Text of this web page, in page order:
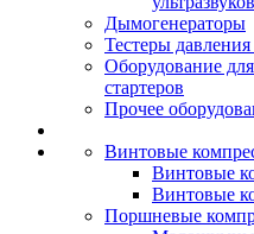
Дымогенераторы
Тестеры
Оборудование
стартеров
Прочее
Винтовые
Винтовые
Винтовые
Поршневые